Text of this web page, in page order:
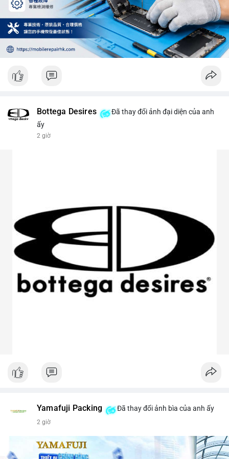
Bottega Desires
Đã thay đổi ảnh đại diện của anh
ấy
2 giờ
Yamafuji Packing Đã thay đổi ảnh bìa của anh ấy
2 giờ